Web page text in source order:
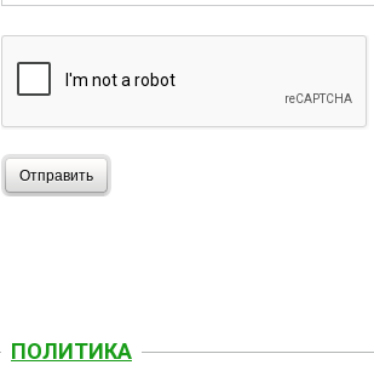
Отправить
ПОЛИТИКА